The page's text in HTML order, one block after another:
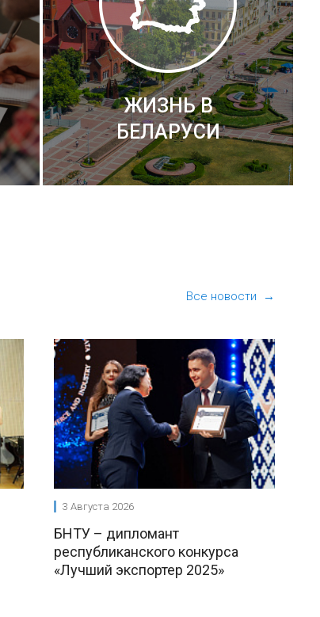
ЖИЗНЬ В
БЕЛАРУСИ
Все новости →
3 Августа 2026
БНТУ – дипломант
республиканского конкурса
«Лучший экспортер 2025»